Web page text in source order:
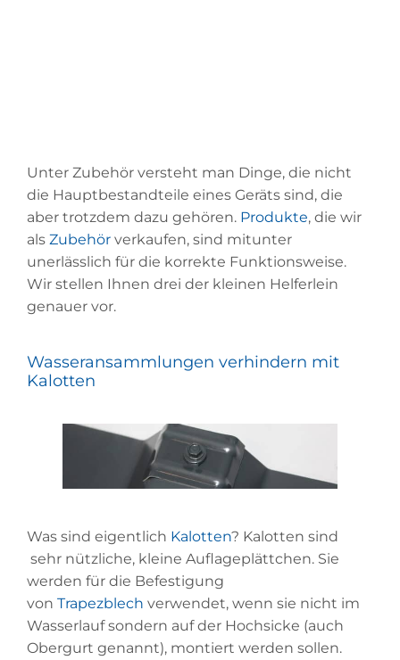
Unter Zubehör versteht man Dinge, die nicht
die Hauptbestandteile eines Geräts sind, die
aber trotzdem dazu gehören. Produkte, die wir
als Zubehör verkaufen, sind mitunter
unerlässlich für die korrekte Funktionsweise.
Wir stellen Ihnen drei der kleinen Helferlein
genauer vor.
Wasseransammlungen verhindern mit
Kalotten
Was sind eigentlich Kalotten? Kalotten sind
sehr nützliche, kleine Auflageplättchen. Sie
werden für die Befestigung
von Trapezblech verwendet, wenn sie nicht im
Wasserlauf sondern auf der Hochsicke (auch
Obergurt genannt), montiert werden sollen.